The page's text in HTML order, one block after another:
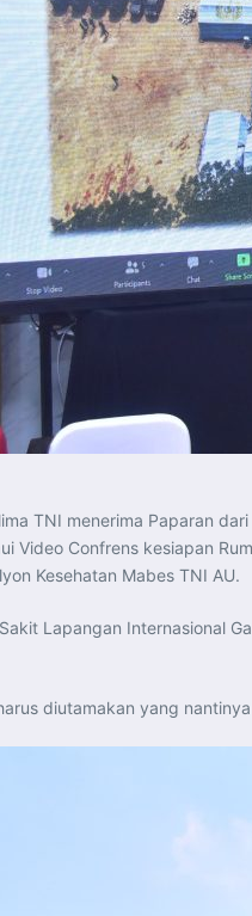
TNI menerima Paparan
Video Confrens kesiapan
Kesehatan Mabes TNI AU.
Lapangan Internasional
diutamakan yang